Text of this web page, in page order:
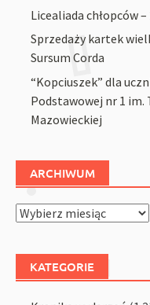
Licealiada chłopców –
Sprzedaży kartek
Sursum Corda
“Kopciuszek” dla
Podstawowej nr 1 im.
Mazowieckiej
ARCHIWUM
Archiwum
KATEGORIE